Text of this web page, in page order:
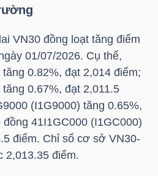
VN30 đồng loạt tăng điểm
01/07/2026. Cụ thể,
0.82%, đạt 2,014 điểm;
0.67%, đạt 2,011.5
(I1G9000) tăng 0.65%,
41I1GC000 (I1GC000)
điểm. Chỉ số cơ sở VN30-
2,013.35 điểm.